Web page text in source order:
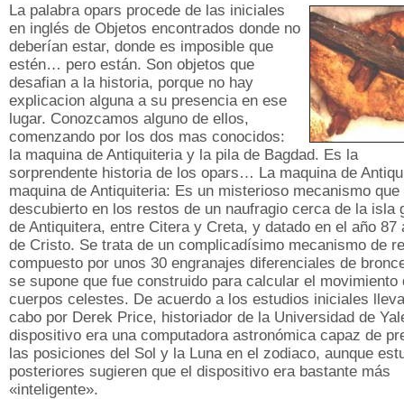
La palabra opars procede de las iniciales
en inglés de Objetos encontrados donde no
deberían estar, donde es imposible que
estén… pero están. Son objetos que
desafian a la historia, porque no hay
explicacion alguna a su presencia en ese
lugar. Conozcamos alguno de ellos,
comenzando por los dos mas conocidos:
la maquina de Antiquiteria y la pila de Bagdad. Es la
sorprendente historia de los opars… La maquina de
maquina de Antiquiteria: Es un misterioso mecanismo que
descubierto en los restos de un naufragio cerca de la isla
de Antiquitera, entre Citera y Creta, y datado en el año 87
de Cristo. Se trata de un complicadísimo mecanismo de
compuesto por unos 30 engranajes diferenciales de
se supone que fue construido para calcular el movimiento
cuerpos celestes. De acuerdo a los estudios iniciales
cabo por Derek Price, historiador de la Universidad de
dispositivo era una computadora astronómica capaz de
las posiciones del Sol y la Luna en el zodiaco, aunque
posteriores sugieren que el dispositivo era bastante más
«inteligente».